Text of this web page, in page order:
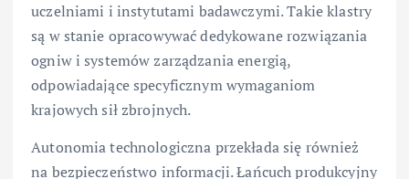
uczelniami i instytutami badawczymi. Takie klastry
są w stanie opracowywać dedykowane rozwiązania
ogniw i systemów zarządzania energią,
odpowiadające specyficznym wymaganiom
krajowych sił zbrojnych.
Autonomia technologiczna przekłada się również
na bezpieczeństwo informacji. Łańcuch produkcyjny